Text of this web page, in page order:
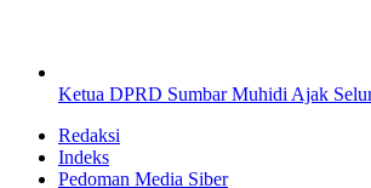
Ketua DPRD Sumbar Muhidi Ajak
Redaksi
Indeks
Pedoman Media Siber